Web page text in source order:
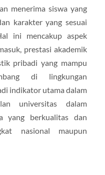
menerima siswa yang
karakter yang sesuai
ini mencakup aspek
prestasi akademik
pribadi yang mampu
di lingkungan
indikator utama dalam
universitas dalam
yang berkualitas dan
nasional maupun